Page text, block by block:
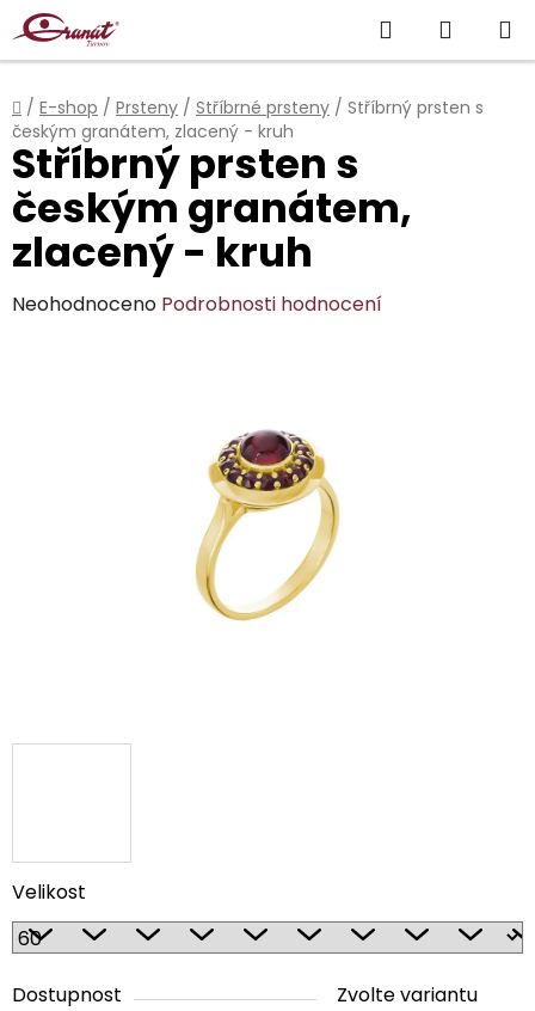
Přejít
na
obsah
Hledat
KOŠÍK
Domů
/ E-shop / Prsteny / Stříbrné prsteny / Stříbrný prsten s
českým granátem, zlacený - kruh
Velikost
Dostupnost
Zvolte variantu
Stříbrný prsten s
českým granátem,
zlacený - kruh
Průměrné
Neohodnoceno Podrobnosti hodnocení